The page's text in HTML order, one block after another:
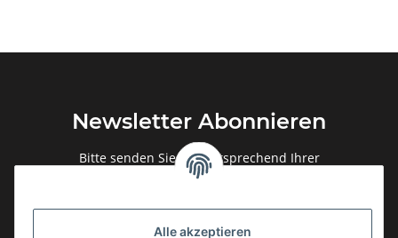
Alle akzeptieren
Newsletter Abonnieren
Bitte senden Sie mir entsprechend Ihrer
regelmäßig und jederzeit widerruflich